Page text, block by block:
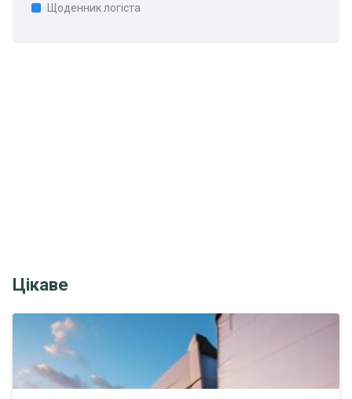
Щоденник логіста
Цікаве